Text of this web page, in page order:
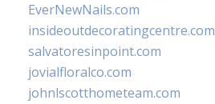
EverNewNails.com
insideoutdecoratingcentre.com
salvatoresinpoint.com
jovialfloralco.com
johnlscotthometeam.com